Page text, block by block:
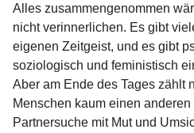
Alles zusammengenommen
nicht verinnerlichen. Es gibt
eigenen Zeitgeist, und es gibt
soziologisch und feministisch
Aber am Ende des Tages zählt
Menschen kaum einen
Partnersuche mit Mut und